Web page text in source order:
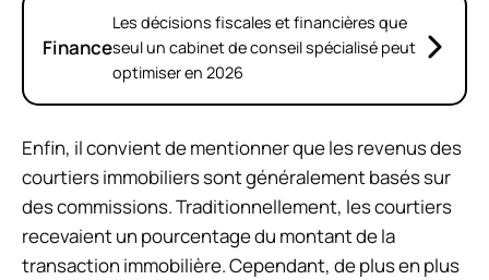
Finance
Les décisions fiscales et financières que
seul un cabinet de conseil spécialisé peut
optimiser en 2026
Enfin, il convient de mentionner que les revenus des
courtiers immobiliers sont généralement basés sur
des commissions. Traditionnellement, les courtiers
recevaient un pourcentage du montant de la
transaction immobilière. Cependant, de plus en plus